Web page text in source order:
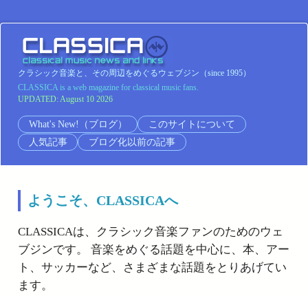
クラシック音楽と、その周辺をめぐるウェブジン（since 1995）
CLASSICA is a web magazine for classical music fans.
UPDATED: August 10 2026
What's New!（ブログ）
このサイトについて
人気記事
ブログ化以前の記事
ようこそ、CLASSICAへ
CLASSICAは、クラシック音楽ファンのためのウェ
ブジンです。 音楽をめぐる話題を中心に、本、アー
ト、サッカーなど、さまざまな話題をとりあげてい
ます。